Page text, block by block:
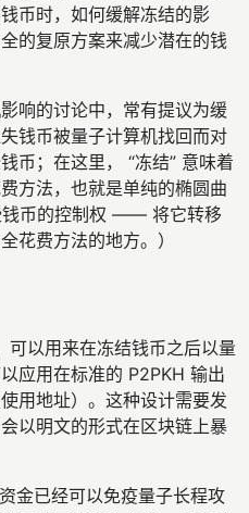
币时，如何缓解冻结的影
的复原方案来减少潜在的钱
响的讨论中，常有提议为缓
钱币被量子计算机找回而对
币；在这里， “冻结” 意味着
方法，也就是单纯的椭圆曲
钱币的控制权 —— 将它转移
花费方法的地方。）
可以用来在冻结钱币之后以量
应用在标准的 P2PKH 输出
用地址）。这种设计需要发
以明文的形式在区块链上暴
金已经可以免疫量子长程攻